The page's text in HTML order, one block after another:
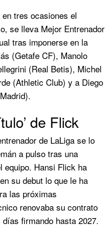
tres ocasiones el
se lleva Mejor Entrenador
tras imponerse en la
(Getafe CF), Manolo
(Real Betis), Michel
(Athletic Club) y a Diego
de Flick
de LaLiga se lo
a pulso tras una
equipo. Hansi Flick ha
su debut lo que le ha
las próximas
renovaba su contrato
firmando hasta 2027.